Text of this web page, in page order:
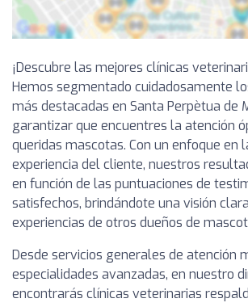
¡Descubre las mejores clínicas
Hemos segmentado cuidadosamente
más destacadas en Santa Perpètua de
garantizar que encuentres la atención
queridas mascotas. Con un enfoque en
experiencia del cliente, nuestros
en función de las puntuaciones de
satisfechos, brindándote una visión
experiencias de otros dueños de
Desde servicios generales de atención
especialidades avanzadas, en nuestro
encontrarás clínicas veterinarias